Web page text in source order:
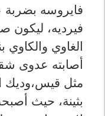
فايروسه بضربة
فيرديه، ليكون
الغاوي والكاوي
أصابته عدوى
مثل قيس،وديك
بثينة، حيث